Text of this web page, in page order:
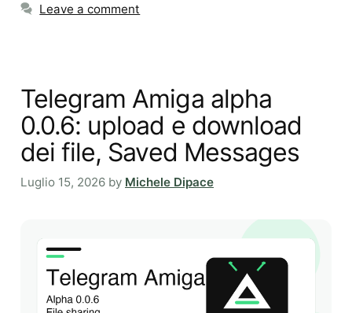
Leave a comment
Telegram Amiga alpha
0.0.6: upload e download
dei file, Saved Messages
Luglio 15, 2026 by Michele Dipace